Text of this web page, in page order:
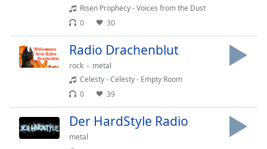
Beginning
dialog
cancel
close
Risen Prophecy - Voices from the Dust
0
30
Radio Drachenblut
rock
metal
Celesty - Celesty - Empty Room
0
39
Der HardStyle Radio
metal